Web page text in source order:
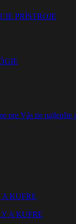
PRÍSTROJE
pre Vás tie
KUFRE
A KUFRE